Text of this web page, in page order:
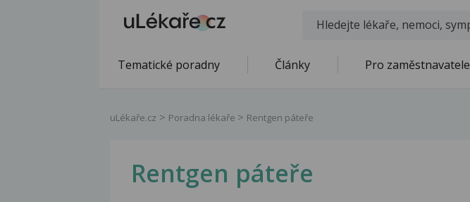
Tematické poradny Články Pro zaměstnavatele
uLékaře.cz Poradna lékaře Rentgen páteře
Rentgen páteře